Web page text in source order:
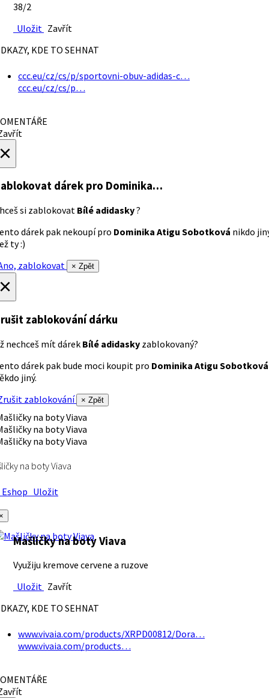
38/2
Uložit Zavřít
KDE TO SEHNAT
ccc.eu/cz/cs/p/sportovni-obuv-adidas-c…
ccc.eu/cz/cs/p…
dárek pro Dominika…
si zablokovat Bílé adidasky?
dárek pak nekoupí pro Dominika Atigu Sobotková nikdo
ty :)
zablokovat
× Zpět
zablokování dárku
nechceš mít dárek Bílé adidasky zablokovaný?
dárek pak bude moci koupit pro Dominika Atigu Sobotková
jiný.
zablokování
× Zpět
na boty Viava
Uložit
Mašličky na boty Viava
Využiju kremove cervene a ruzove
Uložit Zavřít
KDE TO SEHNAT
www.vivaia.com/products/XRPD00812/Dora…
www.vivaia.com/products…